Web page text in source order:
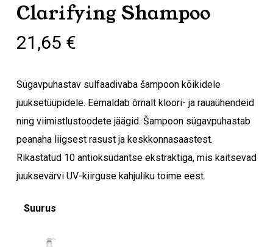
Clarifying Shampoo
21,65 €
Sügavpuhastav sulfaadivaba šampoon kõikidele
juuksetüüpidele. Eemaldab õrnalt kloori- ja rauaühendeid
ning viimistlustoodete jäägid. Šampoon sügavpuhastab
peanaha liigsest rasust ja keskkonnasaastest.
Rikastatud 10 antioksüdantse ekstraktiga, mis kaitsevad
juuksevärvi UV-kiirguse kahjuliku toime eest.
Suurus